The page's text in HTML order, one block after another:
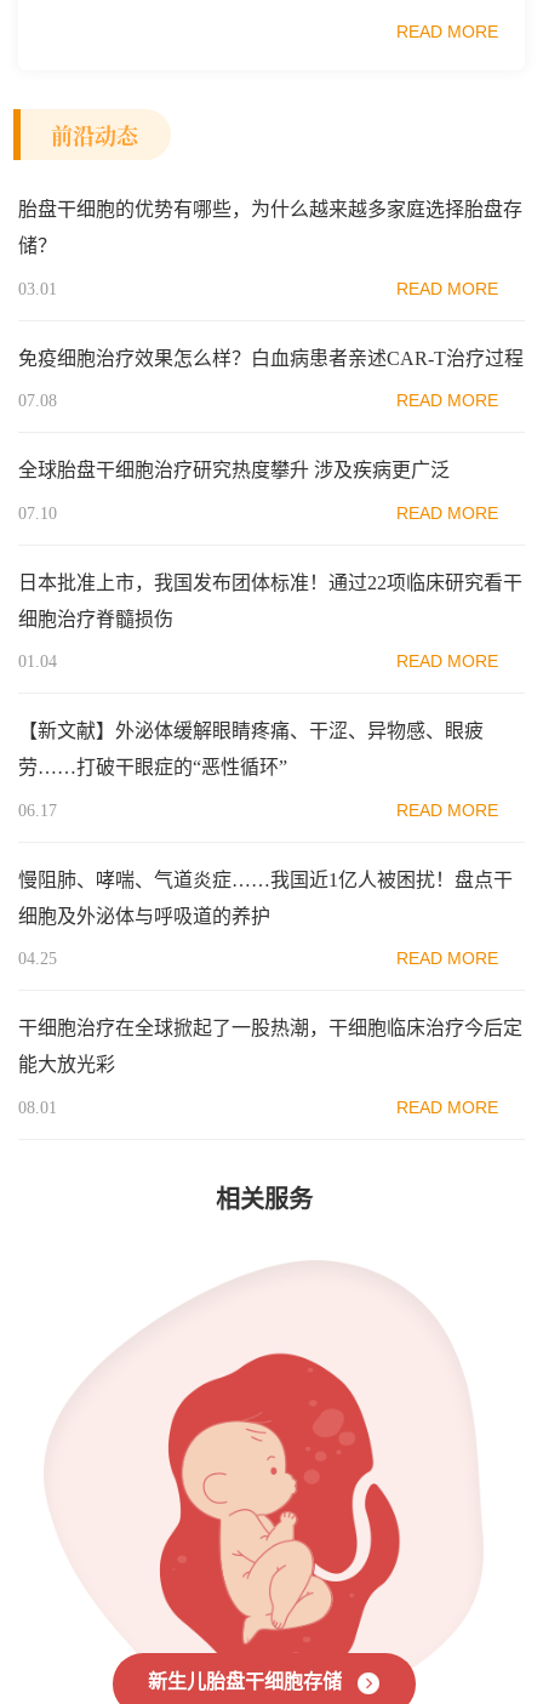
范区生物医药行业协会、瑞士日内瓦长寿科学...
READ MORE
前沿动态
胎盘干细胞的优势有哪些，为什么越来越多家庭选择胎盘存
储？
03.01 READ MORE
免疫细胞治疗效果怎么样？白血病患者亲述CAR-T治疗过程
07.08 READ MORE
全球胎盘干细胞治疗研究热度攀升 涉及疾病更广泛
07.10 READ MORE
日本批准上市，我国发布团体标准！通过22项临床研究看干
细胞治疗脊髓损伤
01.04 READ MORE
【新文献】外泌体缓解眼睛疼痛、干涩、异物感、眼疲
劳……打破干眼症的“恶性循环”
06.17 READ MORE
慢阻肺、哮喘、气道炎症……我国近1亿人被困扰！盘点干
细胞及外泌体与呼吸道的养护
04.25 READ MORE
干细胞治疗在全球掀起了一股热潮，干细胞临床治疗今后定
能大放光彩
08.01 READ MORE
相关服务
新生儿胎盘干细胞存储